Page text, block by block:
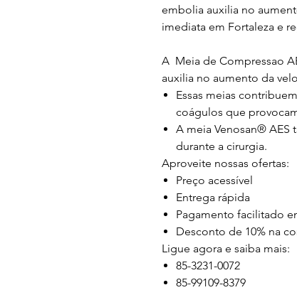
embolia auxilia no
imediata em Fortaleza e
A Meia de Compressao
auxilia no aumento da
Essas meias
coágulos que
A meia Venosan® AES
durante a cirurgia.
Aproveite nossas ofertas:
Preço acessível
Entrega rápida
Pagamento facilitado
Desconto de 10% na
Ligue agora e saiba mais:
85-3231-0072
85-99109-8379